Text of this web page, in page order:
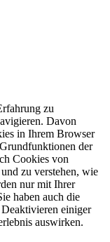
zu
Davon
in Ihrem Browser
der
Cookies von
zu verstehen, wie
nur mit Ihrer
haben auch die
einiger
auswirken.